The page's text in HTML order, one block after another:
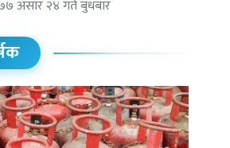
असार २४ गते बुधबार